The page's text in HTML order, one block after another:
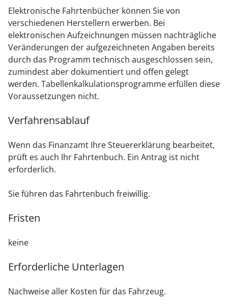
Elektronische Fahrtenbücher können Sie von
verschiedenen Herstellern erwerben. Bei
elektronischen Aufzeichnungen müssen nachträgliche
Veränderungen der aufgezeichneten Angaben bereits
durch das Programm technisch ausgeschlossen sein,
zumindest aber dokumentiert und offen gelegt
werden. Tabellenkalkulationsprogramme erfüllen diese
Voraussetzungen nicht.
Verfahrensablauf
Wenn das Finanzamt Ihre Steuererklärung bearbeitet,
prüft es auch Ihr Fahrtenbuch. Ein Antrag ist nicht
erforderlich.
Sie führen das Fahrtenbuch freiwillig.
Fristen
keine
Erforderliche Unterlagen
Nachweise aller Kosten für das Fahrzeug.